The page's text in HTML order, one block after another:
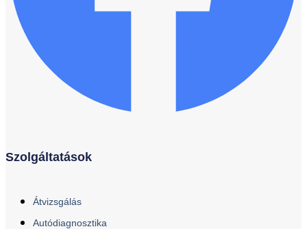
Szolgáltatások
Átvizsgálás
Autódiagnosztika